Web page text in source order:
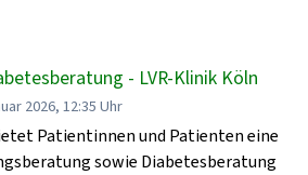
- LVR-Klinik Köln
2026, 12:35 Uhr
Patientinnen und Patienten eine
sowie Diabetesberatung